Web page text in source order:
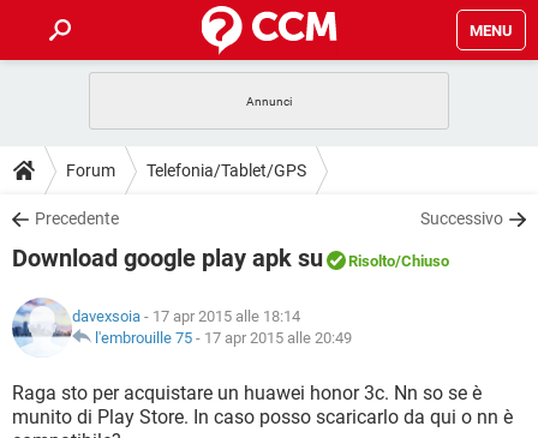
MENU
INTRATTENIMENTO ANDROID
iOS
INSTAGRAM WHATSAPP
TIKTOK
HARDWARE
GUIDE
COVID-19 GAMING
INSTAGRAM WHATSAPP
TIKTOK
HARDWARE
DOWNLOAD
COVID-19 GAMING
INTRATTENIMENTO
iOS WINDOWS 10
WHATSAPP
TIKTOK FACEBOOK
COVID-19 GAMING
INTRATTENIMENTO
iOS WINDOWS 10
GLOSSARIO
GAMING
INTRATTENIMENTO ANDROID
Forum Telefonia/Tablet/GPS
Precedente Successivo
Download google play apk su Risolto/Chiuso
davexsoia - 17 apr 2015 alle 18:14
l'embrouille 75 - 17 apr 2015 alle 20:49
Raga sto per acquistare un huawei honor 3c. Nn so se è
munito di Play Store. In caso posso scaricarlo da qui o nn è